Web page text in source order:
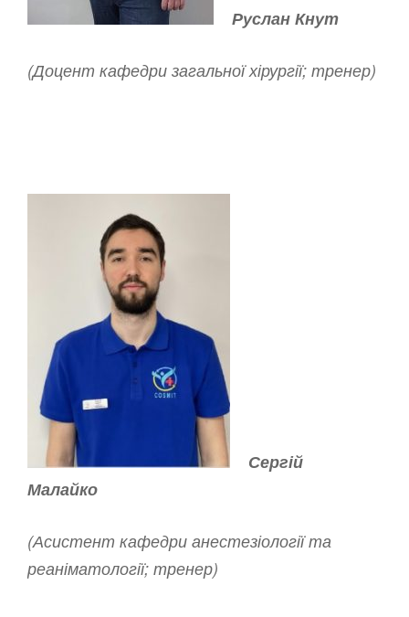
Руслан Кнут
(Доцент кафедри загальної хірургії; тренер)
Сергій
Малайко
(Асистент кафедри анестезіології та
реаніматології; тренер)